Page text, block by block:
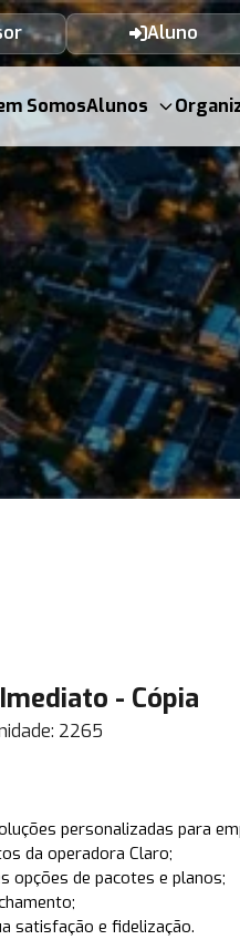
Aluno
SomosAlunos
- Cópia
2265
personalizadas para
da operadora Claro;
opções de pacotes e planos;
satisfação e fidelização.